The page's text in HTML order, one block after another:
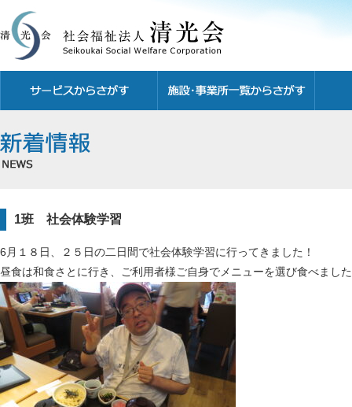
1班 社会体験学習
6月１８日、２５日の二日間で社会体験学習に行ってきました！
昼食は和食さとに行き、ご利用者様ご自身でメニューを選び食べま